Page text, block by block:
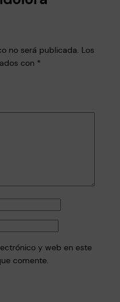
no será publicada. Los
con *
y web en este
comente.